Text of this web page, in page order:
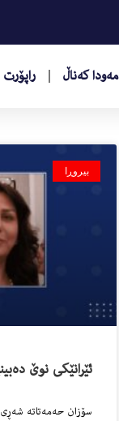
مەودا کەناڵ راپۆرت
بیروڕا
ئێرانێکی نوێ
سۆزان حەمەتاتە شەڕی